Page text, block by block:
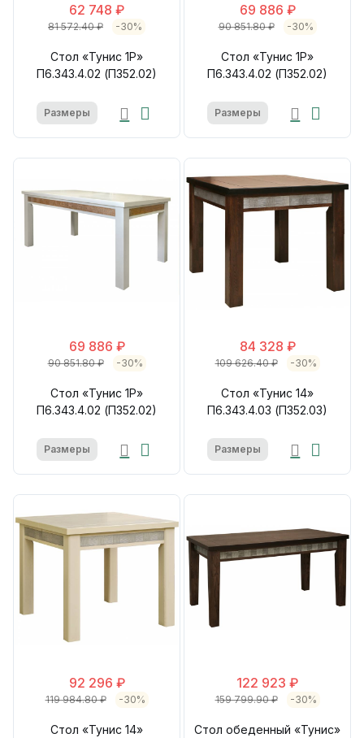
62 748 ₽
81 572.40 ₽ -30%
Стол «Тунис 1Р»
П6.343.4.02 (П352.02)
Размеры
69 886 ₽
90 851.80 ₽ -30%
Стол «Тунис 1Р»
П6.343.4.02 (П352.02)
Размеры
69 886 ₽
90 851.80 ₽ -30%
Стол «Тунис 1Р»
П6.343.4.02 (П352.02)
Размеры
84 328 ₽
109 626.40 ₽ -30%
Стол «Тунис 14»
П6.343.4.03 (П352.03)
Размеры
92 296 ₽
119 984.80 ₽ -30%
Стол «Тунис 14»
122 923 ₽
159 799.90 ₽ -30%
Стол обеденный «Тунис»